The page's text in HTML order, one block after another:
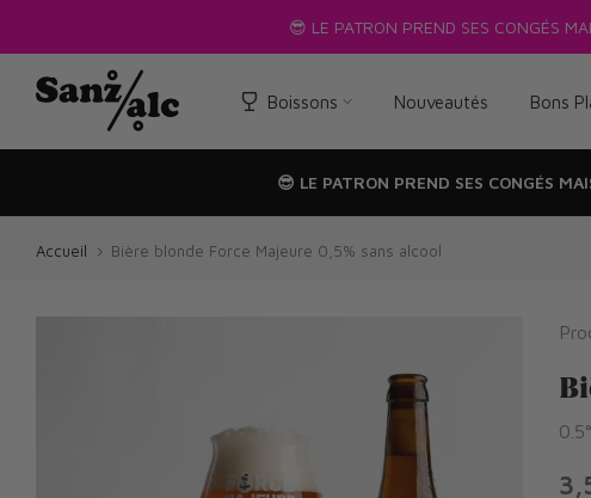
au
texte
Boissons Nouveautés Bons
😎 LE PATRON PREND SES CONGÉS
Accueil Bière blonde Force Majeure 0,5% sans alcool